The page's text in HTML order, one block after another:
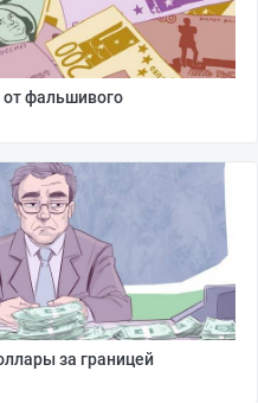
фальшивого
за границей